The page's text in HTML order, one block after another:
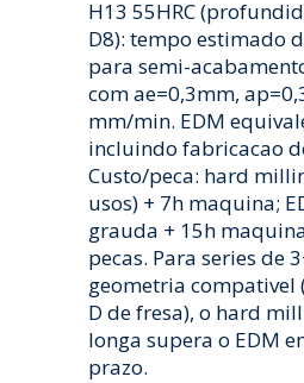
H13 55HRC
D8): tempo estimado
para semi-
com ae=0,3mm,
mm/min. EDM
incluindo fabricacao
Custo/peca: hard
usos) + 7h maquina;
grauda + 15h
pecas. Para series de
geometria compativel
D de fresa), o hard
longa supera o EDM
prazo.